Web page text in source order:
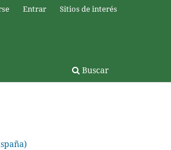
Buscar
Entrar Sitios de interés